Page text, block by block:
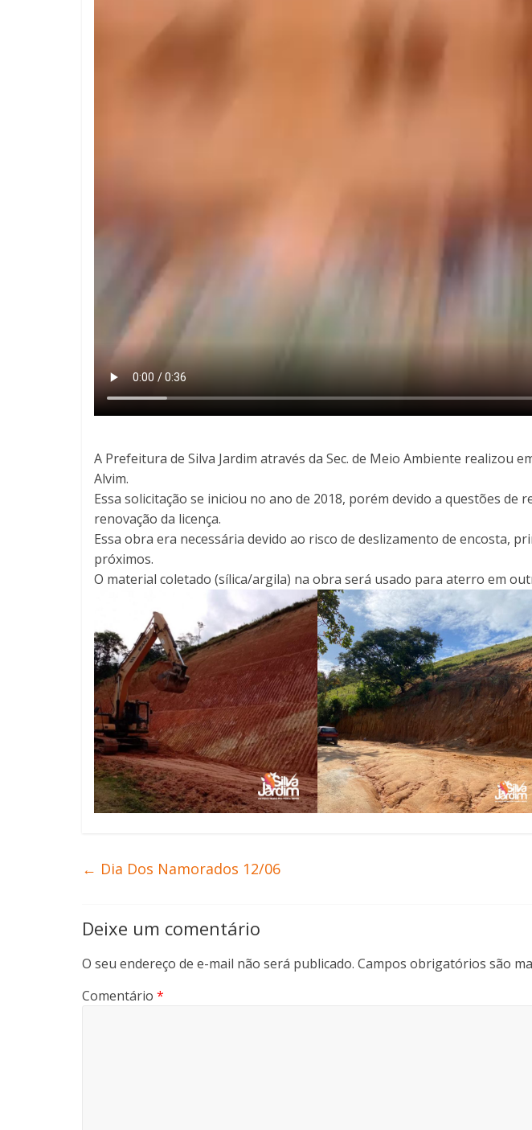
A Prefeitura de Silva Jardim através da Sec. de Meio Ambiente
Alvim.
Essa solicitação se iniciou no ano de 2018, porém devido a questões
renovação da licença.
Essa obra era necessária devido ao risco de deslizamento de encosta,
próximos.
O material coletado (sílica/argila) na obra será usado para aterro em
← Dia Dos Namorados 12/06
Deixe um comentário
O seu endereço de e-mail não será publicado. Campos obrigatórios são
Comentário *